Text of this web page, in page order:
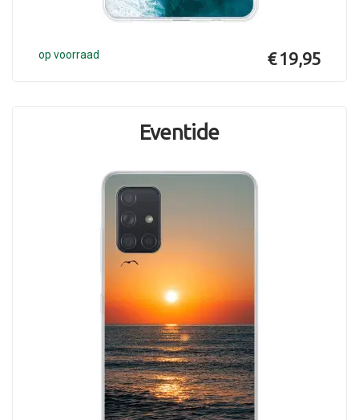
op voorraad € 19,95
Eventide